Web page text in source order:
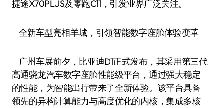
捷途X70PLUS及零跑C11，引发业界广泛关注。
全新车型亮相羊城，引领智能数字座舱体验变革
广州车展前夕，比亚迪D1正式发布，其采用第三代
高通骁龙汽车数字座舱性能级平台，通过强大稳定
的性能，为智能出行带来了全新体验。该平台具备
领先的异构计算能力与高度优化的内核，集成多核